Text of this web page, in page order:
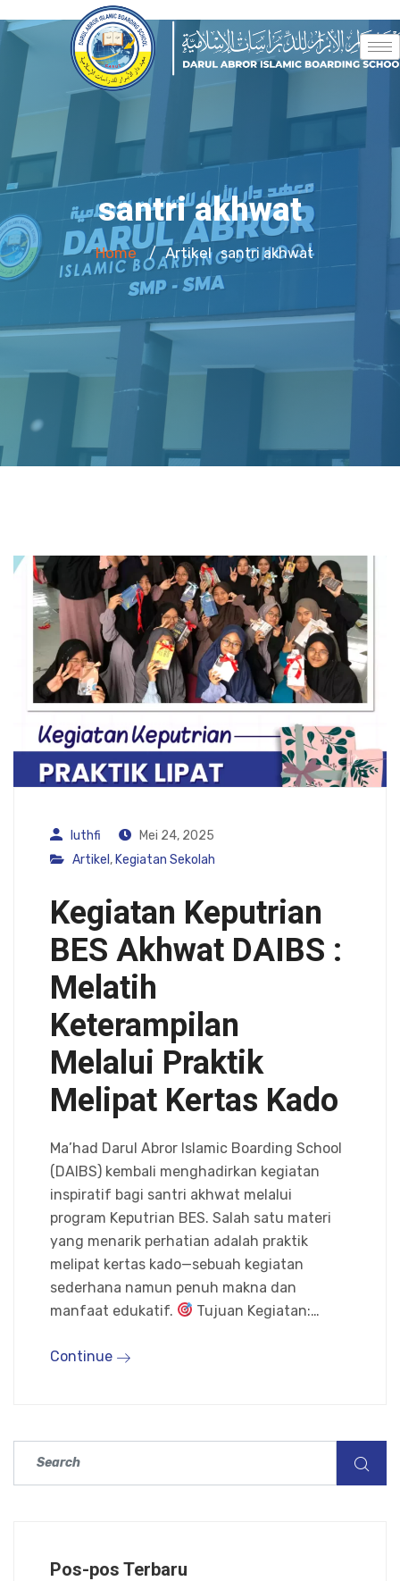
santri akhwat
Home / Artikel santri akhwat
luthfi
Mei 24, 2025
Artikel , Kegiatan Sekolah
Kegiatan Keputrian
BES Akhwat DAIBS :
Melatih
Keterampilan
Melalui Praktik
Melipat Kertas Kado
Ma’had Darul Abror Islamic Boarding School
(DAIBS) kembali menghadirkan kegiatan
inspiratif bagi santri akhwat melalui
program Keputrian BES. Salah satu materi
yang menarik perhatian adalah praktik
melipat kertas kado—sebuah kegiatan
sederhana namun penuh makna dan
manfaat edukatif.
Tujuan Kegiatan:…
Continue
Pos-pos Terbaru